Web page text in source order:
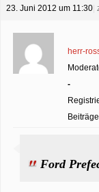
23. Juni 2012 um 11:30
herr-
-
Ford